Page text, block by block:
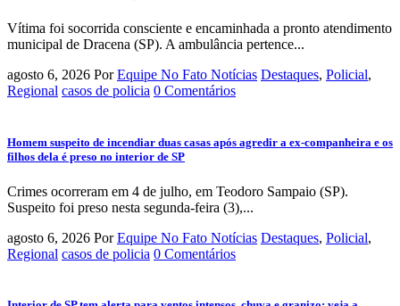
Vítima foi socorrida consciente e encaminhada a pronto atendimento
municipal de Dracena (SP). A ambulância pertence...
agosto 6, 2026 Por Equipe No Fato Notícias Destaques, Policial,
Regional casos de policia 0 Comentários
Homem suspeito de incendiar duas casas após agredir a ex-companheira e os
filhos dela é preso no interior de SP
Crimes ocorreram em 4 de julho, em Teodoro Sampaio (SP).
Suspeito foi preso nesta segunda-feira (3),...
agosto 6, 2026 Por Equipe No Fato Notícias Destaques, Policial,
Regional casos de policia 0 Comentários